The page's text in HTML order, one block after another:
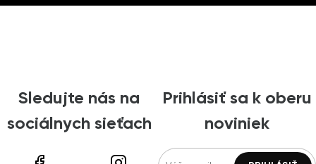
Sledujte nás na
sociálnych sieťach
Prihlásiť sa k oberu
noviniek